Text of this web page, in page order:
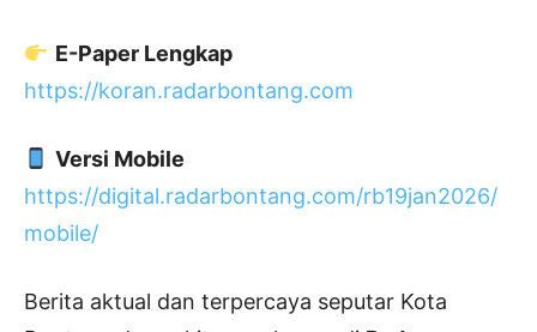
E-Paper Lengkap
https://koran.radarbontang.com
Versi Mobile
https://digital.radarbontang.com/rb19jan2026/
mobile/
Berita aktual dan terpercaya seputar Kota